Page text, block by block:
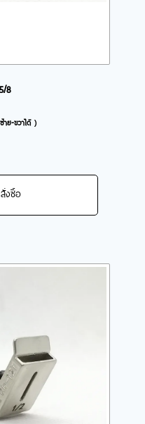
8
ย-ขวาได้ )
สั่งซื้อ